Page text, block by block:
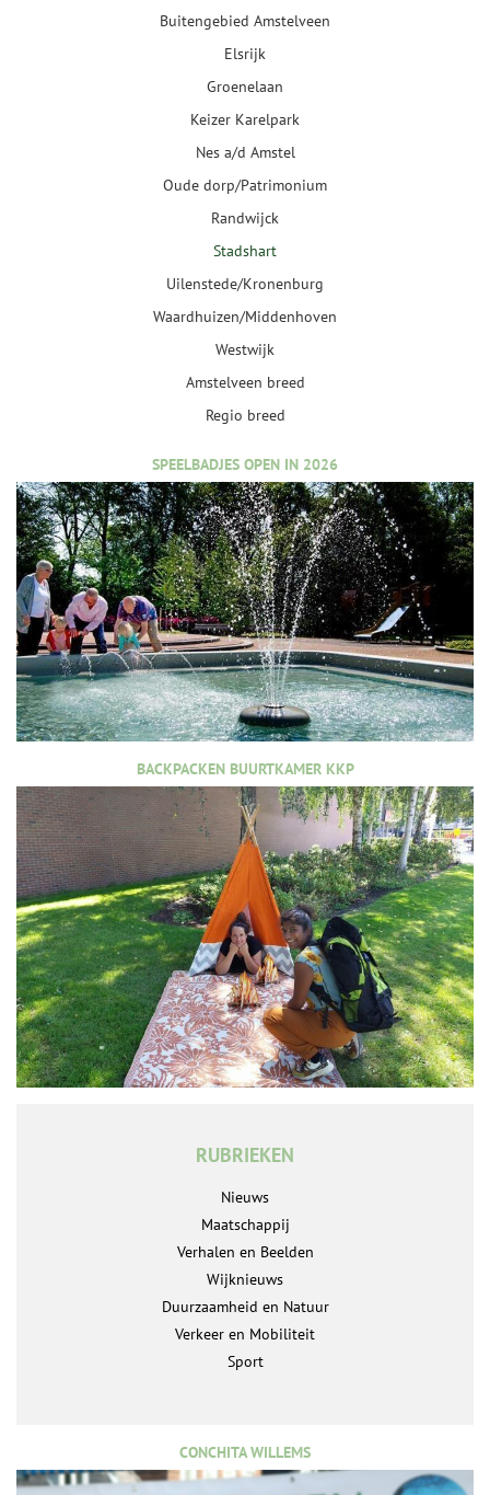
Buitengebied Amstelveen
Elsrijk
Groenelaan
Keizer Karelpark
Nes a/d Amstel
Oude dorp/Patrimonium
Randwijck
Stadshart
Uilenstede/Kronenburg
Waardhuizen/Middenhoven
Westwijk
Amstelveen breed
Regio breed
SPEELBADJES OPEN IN 2026
BACKPACKEN BUURTKAMER KKP
RUBRIEKEN
Nieuws
Maatschappij
Verhalen en Beelden
Wijknieuws
Duurzaamheid en Natuur
Verkeer en Mobiliteit
Sport
CONCHITA WILLEMS